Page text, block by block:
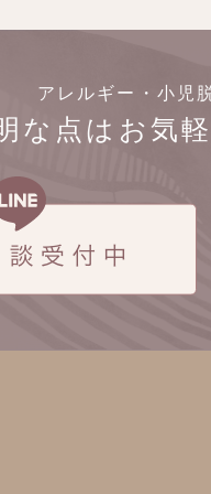
アレルギー・小児
な点はお気